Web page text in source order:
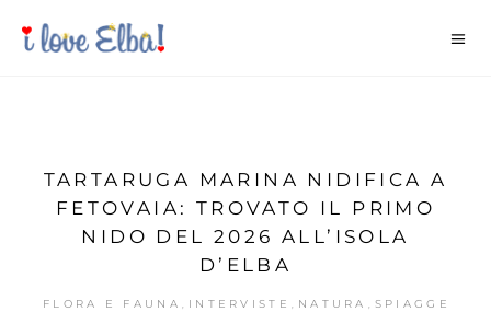
TARTARUGA MARINA NIDIFICA A
FETOVAIA: TROVATO IL PRIMO
NIDO DEL 2026 ALL’ISOLA
D’ELBA
FLORA E FAUNA , INTERVISTE , NATURA , SPIAGGE